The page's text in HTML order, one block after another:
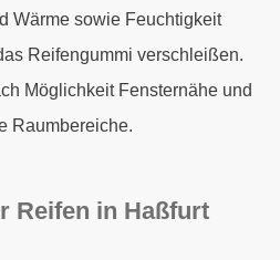
Wärme sowie Feuchtigkeit
Reifengummi verschleißen.
Möglichkeit Fensternähe und
Raumbereiche.
Reifen in Haßfurt